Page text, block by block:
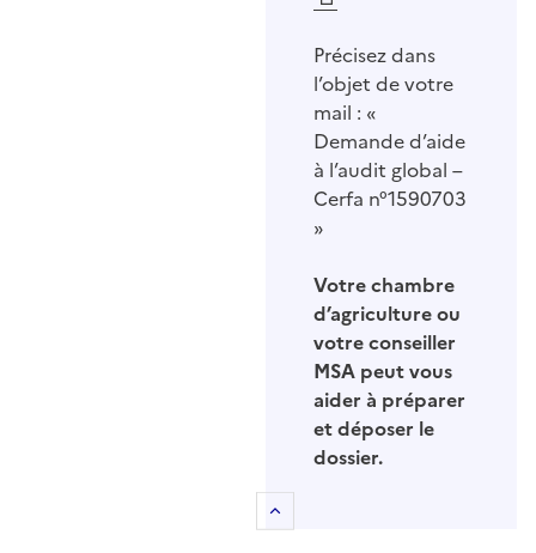
Précisez dans
l’objet de votre
mail : «
Demande d’aide
à l’audit global –
Cerfa n°1590703
»
Votre chambre
d’agriculture ou
votre conseiller
MSA peut vous
aider à préparer
et déposer le
dossier.